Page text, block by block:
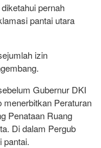
pernah
pantai utara
izin
Gubernur DKI
menerbitkan Peraturan
Penataan Ruang
Di dalam Pergub
pantai.